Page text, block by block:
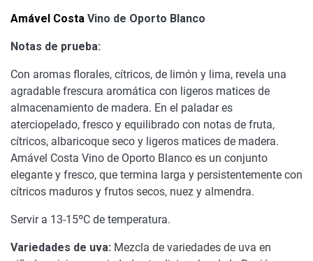
Amável Costa Vino de Oporto Blanco
Notas de prueba:
Con aromas florales, cítricos, de limón y lima, revela una
agradable frescura aromática con ligeros matices de
almacenamiento de madera. En el paladar es
aterciopelado, fresco y equilibrado con notas de fruta,
cítricos, albaricoque seco y ligeros matices de madera.
Amável Costa Vino de Oporto Blanco es un conjunto
elegante y fresco, que termina larga y persistentemente con
cítricos maduros y frutos secos, nuez y almendra.
Servir a 13-15ºC de temperatura.
Variedades de uva: Mezcla de variedades de uva en